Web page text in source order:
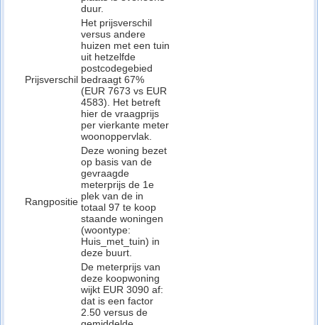
duur.
Prijsverschil
Het prijsverschil
versus andere
huizen met een tuin
uit hetzelfde
postcodegebied
bedraagt 67%
(EUR 7673 vs EUR
4583). Het betreft
hier de vraagprijs
per vierkante meter
woonoppervlak.
Rangpositie
Deze woning bezet
op basis van de
gevraagde
meterprijs de 1e
plek van de in
totaal 97 te koop
staande woningen
(woontype:
Huis_met_tuin) in
deze buurt.
De meterprijs van
deze koopwoning
wijkt EUR 3090 af:
dat is een factor
2.50 versus de